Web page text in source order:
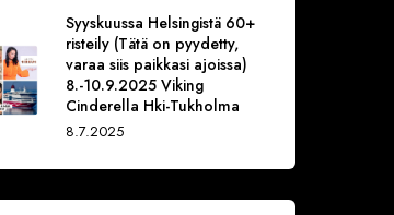
Syyskuussa Helsingistä 60+
risteily (Tätä on pyydetty,
varaa siis paikkasi ajoissa)
8.-10.9.2025 Viking
Cinderella Hki-Tukholma
8.7.2025